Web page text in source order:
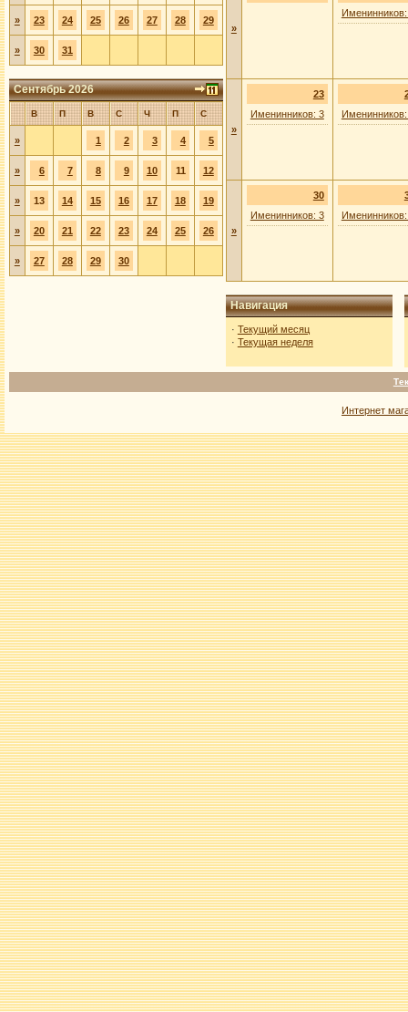
» 23 24 25 26 27 28 29
» 30 31
Сентябрь 2026
В П В С Ч П С
» 1 2 3 4 5
» 6 7 8 9 10 11 12
» 13 14 15 16 17 18 19
» 20 21 22 23 24 25 26
» 27 28 29 30
»
»
23
Именинников: 3
»
30
Именинников: 3
Навигация
· Текущий месяц
· Текущая неделя
Интернет